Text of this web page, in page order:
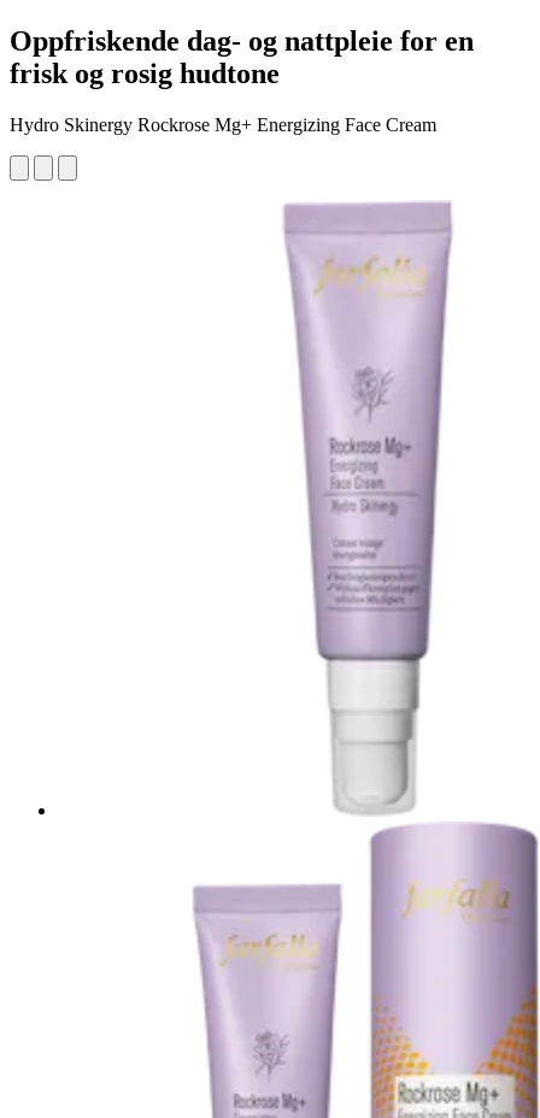
Oppfriskende dag- og nattpleie for en
frisk og rosig hudtone
Hydro Skinergy Rockrose Mg+ Energizing Face Cream